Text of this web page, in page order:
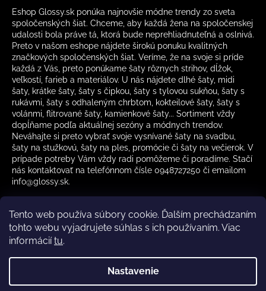
Tento web používa súbory cookie. Ďalším prechádzaním
tohto webu vyjadrujete súhlas s ich používaním. Viac
informáciítu.
Nastavenie
Eshop Glossy.sk ponúka najnovšie módne trendy zo sveta
spoločenských šiat. Chceme, aby každá žena na spoločenskej
udalosti bola práve tá, ktorá bude neprehliadnuteľná a oslnivá.
Preto v našom eshope nájdete širokú ponuku kvalitných
značkových spoločenských šiat. Veríme, že na svoje si príde
každá z Vás, preto ponúkame šaty rôznych strihov, dĺžok,
veľkostí, farieb a materiálov. U nás nájdete dlhé šaty, midi
šaty, krátke šaty, šaty s čipkou, šaty s tylovou sukňou, šaty s
rukávmi, šaty s odhaleným chrbtom, kokteilové šaty, šaty s
volánmi, flitrované šaty, kamienkové šaty... Sortiment vždy
dopĺňame podľa aktuálnej sezóny a módnych trendov.
Neváhajte si preto vybrať svoje vysnívané šaty na svadbu,
šaty na stužkovú, šaty na ples, promócie či šaty na večierok. V
prípade potreby Vám vždy radi pomôžeme či poradíme. Stačí
nás kontaktovať na telefónnom čísle 0948727250 či emailom
info@glossy.sk.
Kamenná predajňa otváracia doba CZ